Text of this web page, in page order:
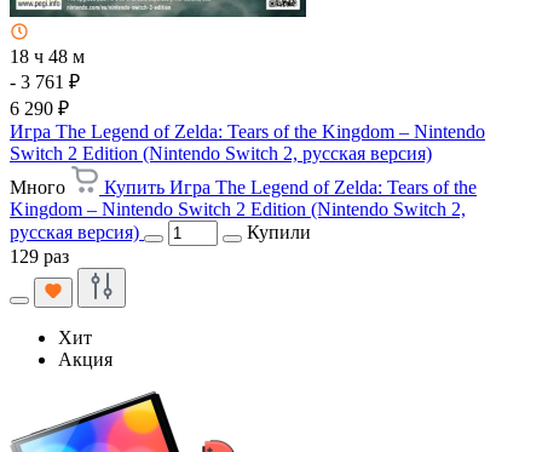
18 ч 48 м
- 3 761 ₽
6 290 ₽
Игра The Legend of Zelda: Tears of the Kingdom – Nintendo
Switch 2 Edition (Nintendo Switch 2, русская версия)
Много
Купить Игра The Legend of Zelda: Tears of the
Kingdom – Nintendo Switch 2 Edition (Nintendo Switch 2,
русская версия)
Купили
129 раз
Хит
Акция